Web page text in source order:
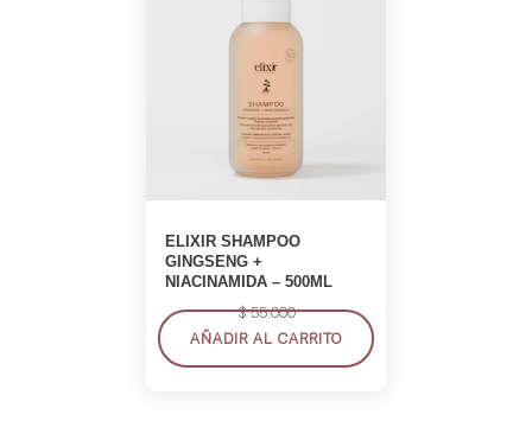
ELIXIR SHAMPOO
GINGSENG +
NIACINAMIDA – 500ML
$55.000
AÑADIR AL CARRITO